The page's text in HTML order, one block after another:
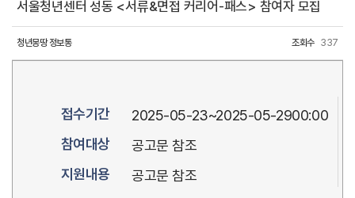
서울청년센터 성동 <서류&면접 커리어-패스> 참여자 모집
청년몽땅 정보통 조회수 337
접수기간
2025-05-23~2025-05-2900:00
참여대상
공고문 참조
지원내용
공고문 참조